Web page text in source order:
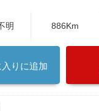
明 886Km
りに追加